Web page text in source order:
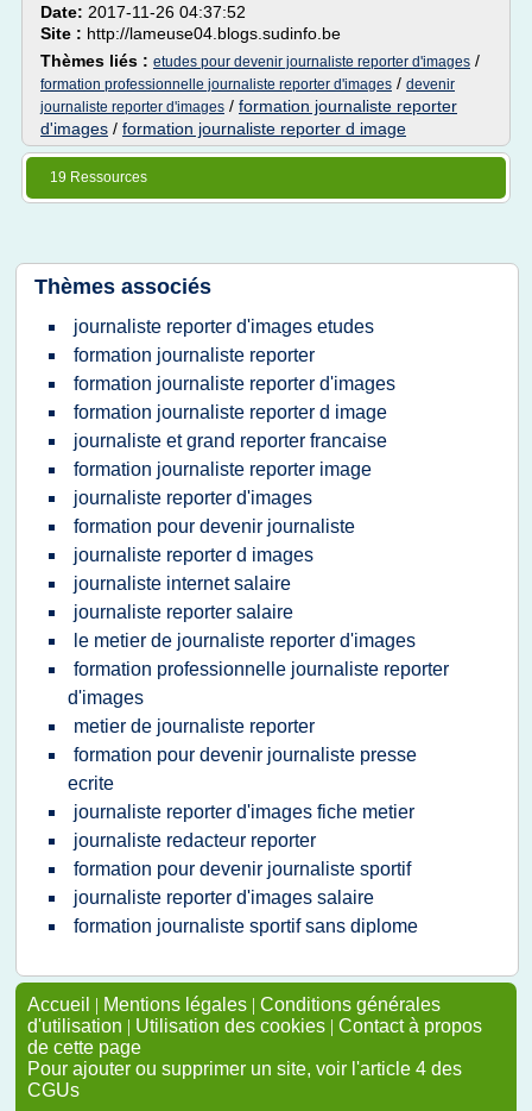
Date: 2017-11-26 04:37:52
Site : http://lameuse04.blogs.sudinfo.be
Thèmes liés : etudes pour devenir journaliste reporter d'images /
formation professionnelle journaliste reporter d'images / devenir
journaliste reporter d'images / formation journaliste reporter
d'images / formation journaliste reporter d image
19 Ressources
Thèmes associés
journaliste reporter d'images etudes
formation journaliste reporter
formation journaliste reporter d'images
formation journaliste reporter d image
journaliste et grand reporter francaise
formation journaliste reporter image
journaliste reporter d'images
formation pour devenir journaliste
journaliste reporter d images
journaliste internet salaire
journaliste reporter salaire
le metier de journaliste reporter d'images
formation professionnelle journaliste reporter
d'images
metier de journaliste reporter
formation pour devenir journaliste presse
ecrite
journaliste reporter d'images fiche metier
journaliste redacteur reporter
formation pour devenir journaliste sportif
journaliste reporter d'images salaire
formation journaliste sportif sans diplome
Accueil | Mentions légales | Conditions générales
d'utilisation | Utilisation des cookies | Contact à propos
de cette page
Pour ajouter ou supprimer un site, voir l'article 4 des
CGUs